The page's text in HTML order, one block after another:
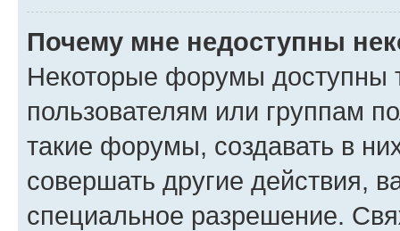
Почему мне недоступны
Некоторые форумы доступны
пользователям или группам
такие форумы, создавать в
совершать другие действия,
специальное разрешение.